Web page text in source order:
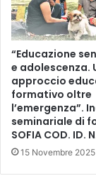
“Educazione
e adolescenza.
approccio
formativo oltre
l’emergenza”.
seminariale di
SOFIA COD. ID.
15 Novembre 2025